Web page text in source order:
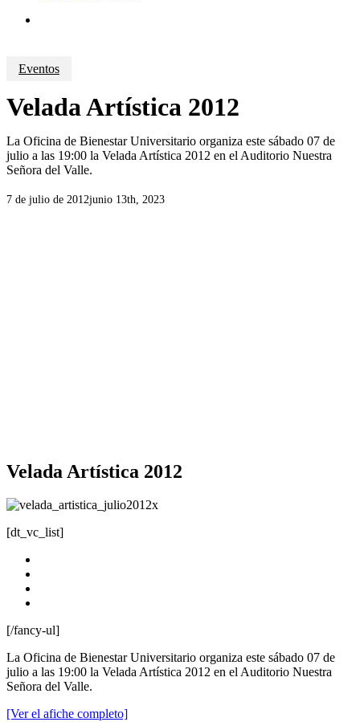
Eventos
Velada Artística 2012
La Oficina de Bienestar Universitario organiza este sábado 07 de
julio a las 19:00 la Velada Artística 2012 en el Auditorio Nuestra
Señora del Valle.
7 de julio de 2012junio 13th, 2023
Velada Artística 2012
[dt_vc_list]
[/fancy-ul]
La Oficina de Bienestar Universitario organiza este sábado 07 de
julio a las 19:00 la Velada Artística 2012 en el Auditorio Nuestra
Señora del Valle.
[Ver el afiche completo]